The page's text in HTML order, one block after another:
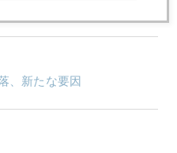
、新たな要因